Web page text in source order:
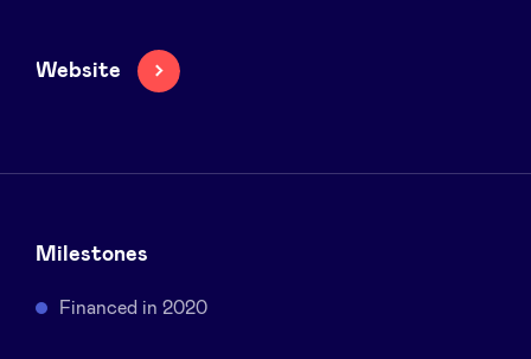
BeAngels Academy
Pooling Services
Website
Milestones
Financed in 2020